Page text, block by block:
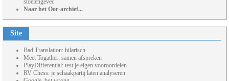
stoelengevec
Naar het Oor-archief...
Site
Bad Translation: hilarisch
Meet Togather: samen afspreken
PlayDifferential: test je eigen vooroordelen
RV Chess: je schaakpartij laten analyseren